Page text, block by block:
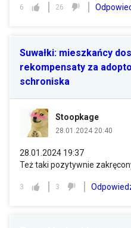
6 26
Suwałki: mieszkańcy
rekompensaty za
schroniska
Stoopkage
28.01.2024 20:40
28.01.2024 19:37
Też taki pozytywnie
3 3